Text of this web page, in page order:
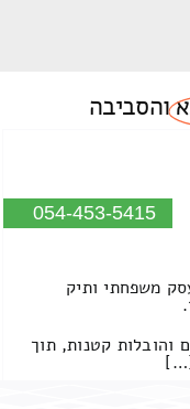
והסביבה
054-453-5415
משפחתי ותיק
והובלות קטנות, תוך
[…]